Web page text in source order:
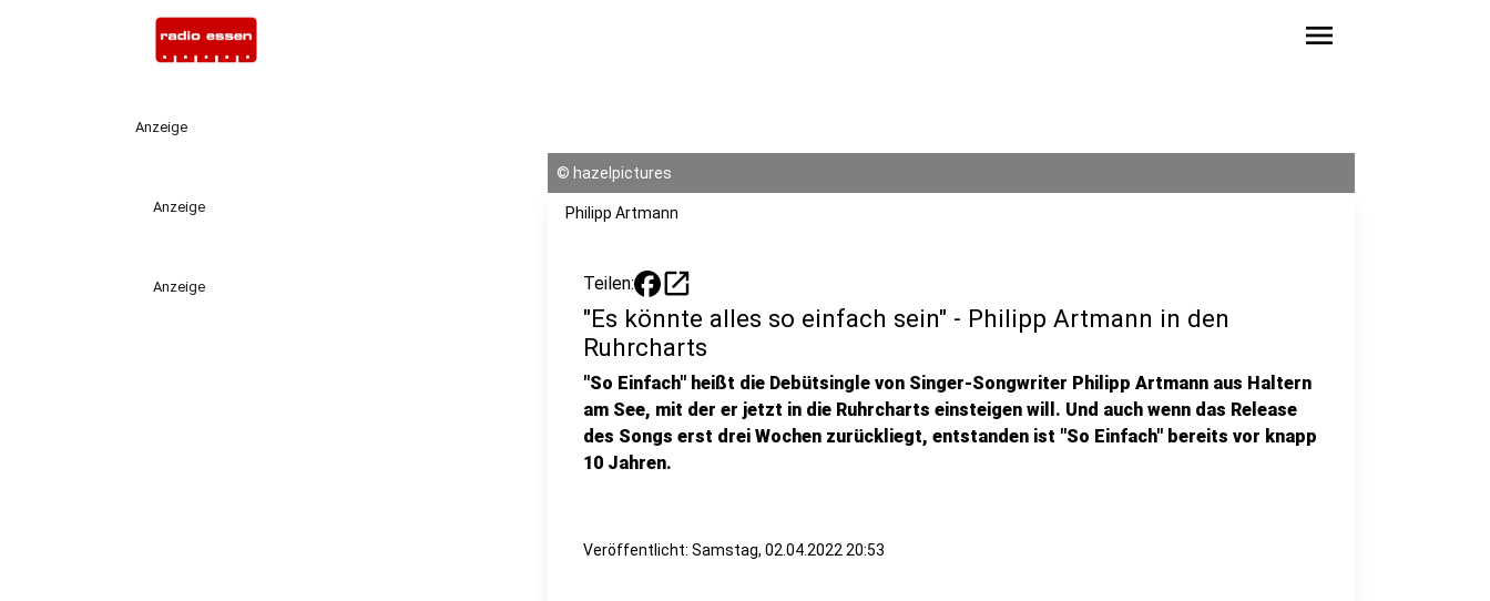
menu
Anzeige
Anzeige
Anzeige
© hazelpictures
Philipp Artmann
Teilen: open_in_new
"Es könnte alles so einfach sein" - Philipp Artmann in den
Ruhrcharts
"So Einfach" heißt die Debütsingle von Singer-Songwriter Philipp Artmann aus Haltern
am See, mit der er jetzt in die Ruhrcharts einsteigen will. Und auch wenn das Release
des Songs erst drei Wochen zurückliegt, entstanden ist "So Einfach" bereits vor knapp
10 Jahren.
Veröffentlicht: Samstag, 02.04.2022 20:53